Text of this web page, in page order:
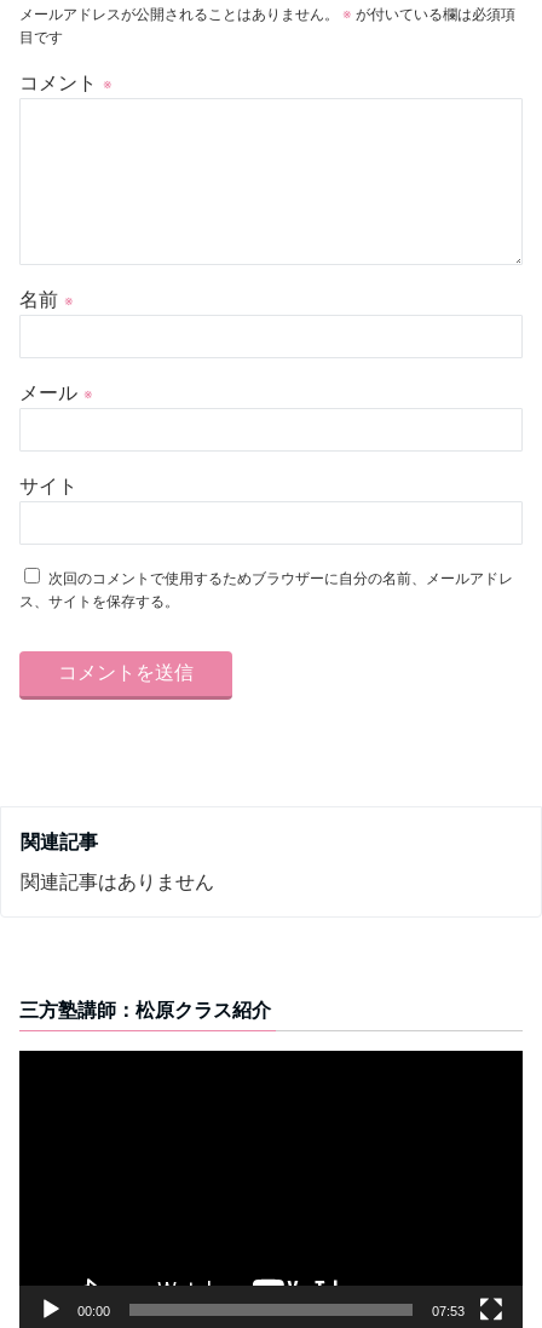
メールアドレスが公開されることはありません。 ※ が付いている欄は必須項
目です
コメント ※
名前 ※
メール ※
サイト
次回のコメントで使用するためブラウザーに自分の名前、メールアドレ
ス、サイトを保存する。
関連記事
関連記事はありません
三方塾講師：松原クラス紹介
00:00 07:53